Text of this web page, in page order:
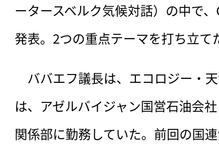
ータースベルク気候対話）の中で
発表。2つの重点テーマを打ち立て
ババエフ議長は、 エコロジー・
は、アゼルバイジャン国営石油会
関係部に勤務していた。前回の国